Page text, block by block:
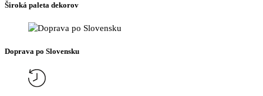
vybrať
na
produktu.
Široká paleta dekorov
Doprava po Slovensku